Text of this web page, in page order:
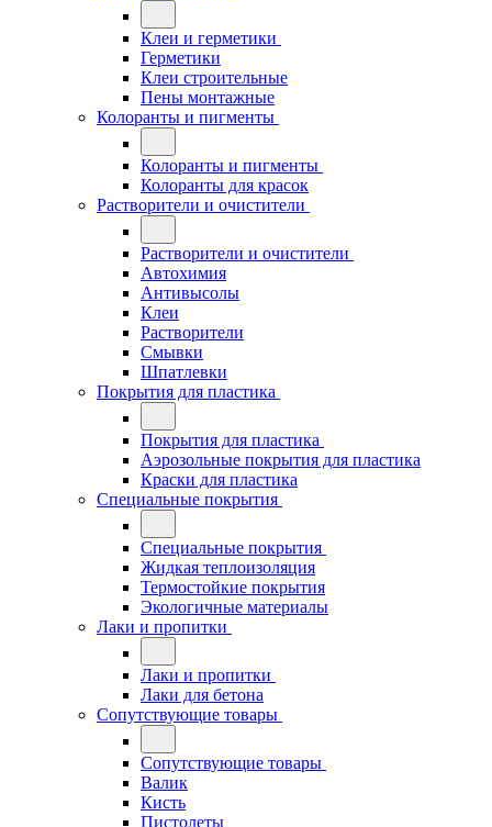
Клеи и герметики
Герметики
Клеи строительные
Пены монтажные
Колоранты и пигменты
Колоранты и пигменты
Колоранты для красок
Растворители и очистители
Растворители и очистители
Автохимия
Антивысолы
Клеи
Растворители
Смывки
Шпатлевки
Покрытия для пластика
Покрытия для пластика
Аэрозольные покрытия для пластика
Краски для пластика
Специальные покрытия
Специальные покрытия
Жидкая теплоизоляция
Термостойкие покрытия
Экологичные материалы
Лаки и пропитки
Лаки и пропитки
Лаки для бетона
Сопутствующие товары
Сопутствующие товары
Валик
Кисть
Пистолеты